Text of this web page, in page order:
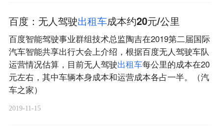
百度：无人驾驶出租车成本约20元/公里
百度智能驾驶事业群组技术总监陶吉在2019第二届国际
汽车智能共享出行大会上介绍，根据百度无人驾驶车队
运营情况估算，目前无人驾驶出租车每公里的成本在20
元左右，其中车辆本身成本和运营成本各占一半。（汽
车之家）
2019-11-15